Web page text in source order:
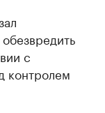
с
контролем